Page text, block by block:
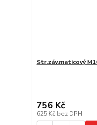
Str.záv.maticový
756 Kč
625 Kč bez DPH